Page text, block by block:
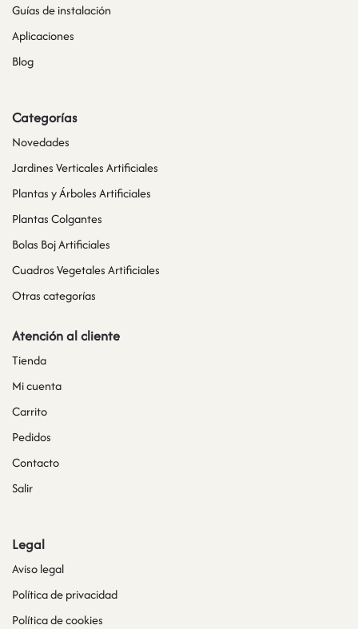
Guías de instalación
Aplicaciones
Blog
Categorías
Novedades
Jardines Verticales Artificiales
Plantas y Árboles Artificiales
Plantas Colgantes
Bolas Boj Artificiales
Cuadros Vegetales Artificiales
Otras categorías
Atención al cliente
Tienda
Mi cuenta
Carrito
Pedidos
Contacto
Salir
Legal
Aviso legal
Política de privacidad
Política de cookies